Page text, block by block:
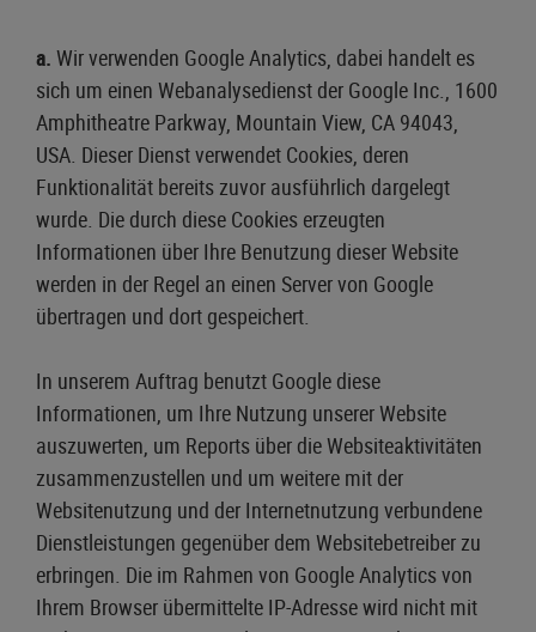
a. Wir verwenden Google Analytics, dabei handelt es
sich um einen Webanalysedienst der Google Inc., 1600
Amphitheatre Parkway, Mountain View, CA 94043,
USA. Dieser Dienst verwendet Cookies, deren
Funktionalität bereits zuvor ausführlich dargelegt
wurde. Die durch diese Cookies erzeugten
Informationen über Ihre Benutzung dieser Website
werden in der Regel an einen Server von Google
übertragen und dort gespeichert.
In unserem Auftrag benutzt Google diese
Informationen, um Ihre Nutzung unserer Website
auszuwerten, um Reports über die Websiteaktivitäten
zusammenzustellen und um weitere mit der
Websitenutzung und der Internetnutzung verbundene
Dienstleistungen gegenüber dem Websitebetreiber zu
erbringen. Die im Rahmen von Google Analytics von
Ihrem Browser übermittelte IP-Adresse wird nicht mit